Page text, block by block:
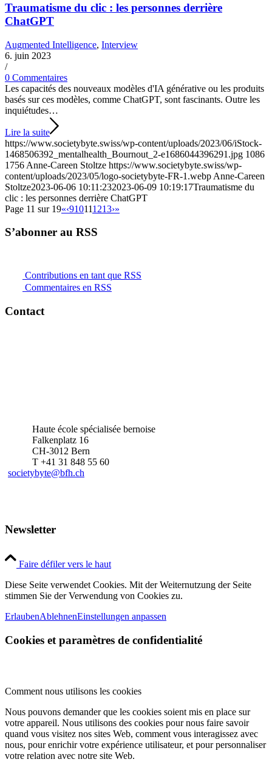
Traumatisme du clic : les personnes derrière
ChatGPT
Augmented Intelligence, Interview
6. juin 2023
/
0 Commentaires
Les capacités des nouveaux modèles d'IA générative ou les produits
basés sur ces modèles, comme ChatGPT, sont fascinants. Outre les
inquiétudes…
Lire la suite
https://www.societybyte.swiss/wp-content/uploads/2023/06/iStock-
1468506392_mentalhealth_Bournout_2-e1686044396291.jpg 1086
1756 Anne-Careen Stoltze https://www.societybyte.swiss/wp-
content/uploads/2023/05/logo-societybyte-FR-1.webp Anne-Careen
Stoltze2023-06-06 10:11:232023-06-09 10:19:17Traumatisme du
clic : les personnes derrière ChatGPT
Page 11 sur 19«‹910111213›»
S’abonner au RSS
Contributions en tant que RSS
Commentaires en RSS
Contact
Haute école spécialisée bernoise
Falkenplatz 16
CH-3012 Bern
T +41 31 848 55 60
societybyte@bfh.ch
Newsletter
Faire défiler vers le haut
Diese Seite verwendet Cookies. Mit der Weiternutzung der Seite
stimmen Sie der Verwendung von Cookies zu.
ErlaubenAblehnenEinstellungen anpassen
Cookies et paramètres de confidentialité
Comment nous utilisons les cookies
Nous pouvons demander que les cookies soient mis en place sur
votre appareil. Nous utilisons des cookies pour nous faire savoir
quand vous visitez nos sites Web, comment vous interagissez avec
nous, pour enrichir votre expérience utilisateur, et pour personnaliser
votre relation avec notre site Web.